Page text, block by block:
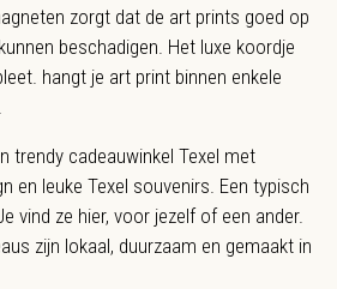
zorgt dat de art prints goed op
beschadigen. Het luxe koordje
hangt je art print binnen enkele
trendy cadeauwinkel Texel met
en leuke Texel souvenirs. Een typisch
vind ze hier, voor jezelf of een ander.
zijn lokaal, duurzaam en gemaakt in